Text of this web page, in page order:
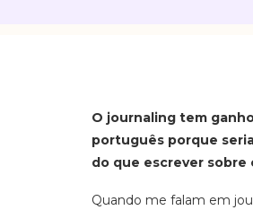
O journaling tem
português porque
do que escrever sobre
Quando me falam em